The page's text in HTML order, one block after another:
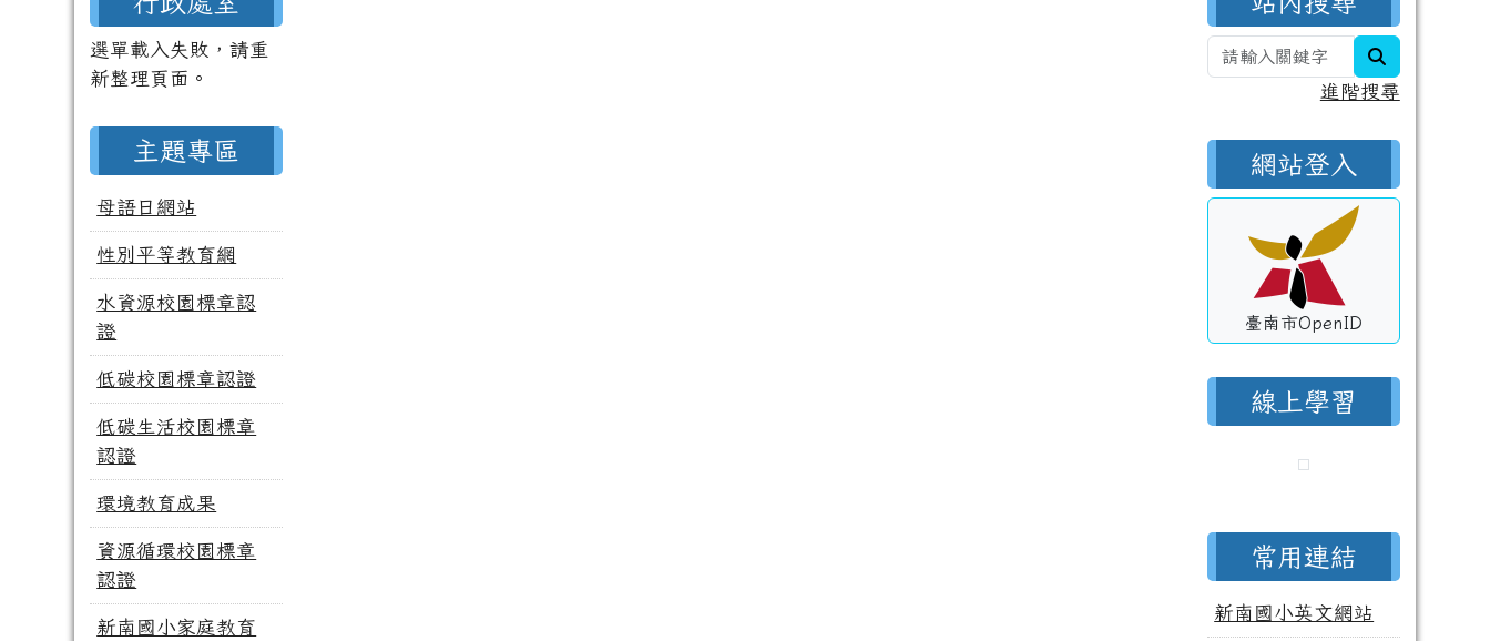
選單載入失敗，請重
新整理頁面。
主題專區
母語日網站
性別平等教育網
水資源校園標章認
證
低碳校園標章認證
低碳生活校園標章
認證
環境教育成果
資源循環校園標章
認證
新南國小家庭教育
進階搜尋
網站登入
臺南市OpenID
線上學習
常用連結
新南國小英文網站